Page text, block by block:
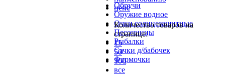
Обручи
Оружие водное
Очки солнцезащитные
Песочницы
Рыбалки
Сачки д/бабочек
Формочки
цене
Количество товаров на
странице:
15
50
100
все